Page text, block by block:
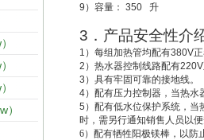
）
9 ）容量： 350 升
3 ．产品安全性介
1 ）每组加热管均配有380V
2 ）热水器控制线路配有220V
3 ）具有牢固可靠的接地线。
4）配有压力控制器，当热水
5 ）配有低水位保护系统， 当
时，需另行通知销售人员以
6）配有牺牲阳极镁棒，以防